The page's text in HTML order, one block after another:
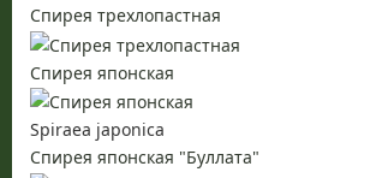
Спирея трехлопастная
Спирея японская
Spiraea japonica
Спирея японская "Буллата"